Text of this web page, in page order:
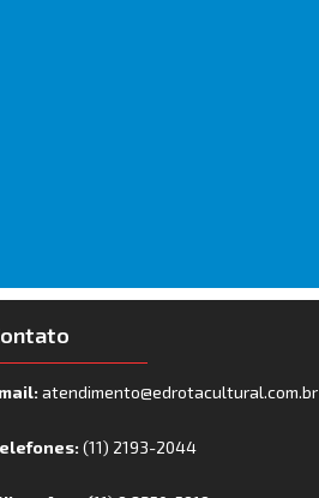
atendimento@edrotacultural.com.br
(11) 2193-2044